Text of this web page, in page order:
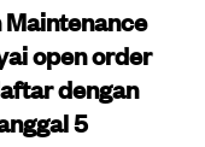
open order
dengan
5